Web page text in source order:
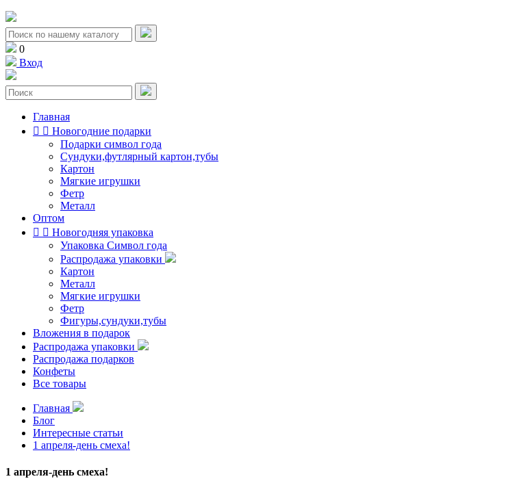
0
Вход
Главная
  Новогодние подарки
Подарки символ года
Сундуки,футлярный картон,тубы
Картон
Мягкие игрушки
Фетр
Металл
Оптом
  Новогодняя упаковка
Упаковка Символ года
Распродажа упаковки
Картон
Металл
Мягкие игрушки
Фетр
Фигуры,сундуки,тубы
Вложения в подарок
Распродажа упаковки
Распродажа подарков
Конфеты
Все товары
Главная
Блог
Интересные статьи
1 апреля-день смеха!
1 апреля-день смеха!